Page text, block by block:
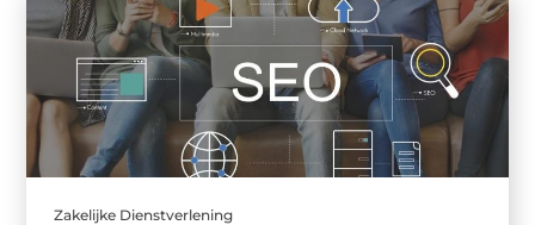
Zakelijke Dienstverlening